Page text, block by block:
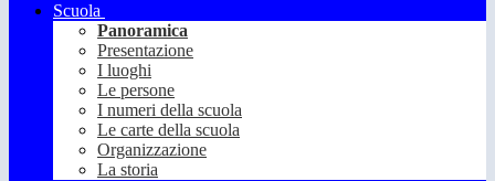
Scuola
Panoramica
Presentazione
I luoghi
Le persone
I numeri della scuola
Le carte della scuola
Organizzazione
La storia